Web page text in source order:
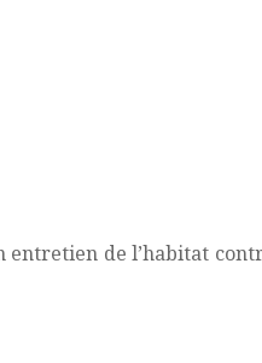
de l’habitat